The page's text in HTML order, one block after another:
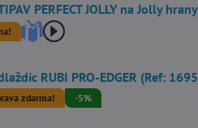
PERFECT JOLLY na Jolly
RUBI PRO-EDGER (Ref:
zdarma! -5%